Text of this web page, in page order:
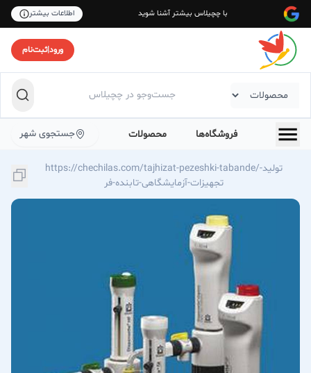
با چچیلاس بیشتر آشنا شوید اطلاعات بیشتر
ورود|ثبت‌نام
فروشگاه‌ها محصولات جستجوی شهر
https://chechilas.com/tajhizat-pezeshki-tabande/تولید-
تجهیزات-آزمایشگاهی-تابنده-فر